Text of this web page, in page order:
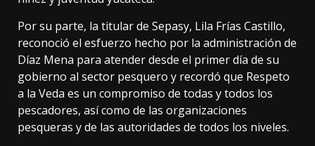
Por su parte, la titular de Sepasy, Lila Frías Castillo,
reconoció el esfuerzo hecho por la administración de
Díaz Mena para atender desde el primer día de su
gobierno al sector pesquero y recordó que Respeto
a la Veda es un compromiso de todas y todos los
pescadores, así como de las organizaciones
pesqueras y de las autoridades de todos los niveles.